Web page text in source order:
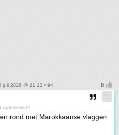
juli 2026 @ 21:13 • 94
optimistisch!
rond met Marokkaanse vlaggen